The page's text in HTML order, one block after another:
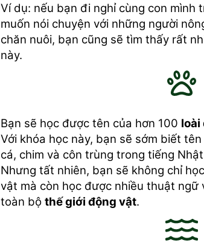
Ví dụ: nếu bạn đi nghỉ cùng con mình
muốn nói chuyện với những người
chăn nuôi, bạn cũng sẽ tìm thấy rất
này.
Bạn sẽ học được tên của hơn 100 loài
Với khóa học này, bạn sẽ sớm biết
cá, chim và côn trùng trong tiếng
Nhưng tất nhiên, bạn sẽ không chỉ
vật mà còn học được nhiều thuật
toàn bộ thế giới động vật.